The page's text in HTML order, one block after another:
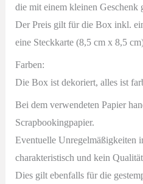
die mit einem kleinen Geschenk
Der Preis gilt für die Box inkl.
eine Steckkarte (8,5 cm x 8,5
Farben:
Die Box ist dekoriert, alles ist
Bei dem verwendeten Papier
Scrapbookingpapier.
Eventuelle Unregelmäßigkeiten
charakteristisch und kein
Dies gilt ebenfalls für die